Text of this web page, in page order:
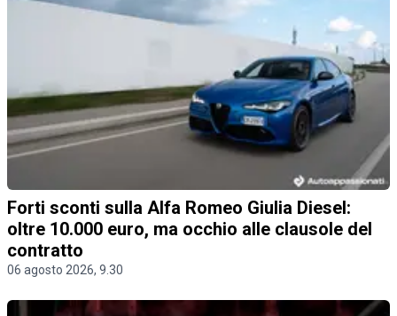
Forti sconti sulla Alfa Romeo Giulia Diesel:
oltre 10.000 euro, ma occhio alle clausole del
contratto
06 agosto 2026, 9.30